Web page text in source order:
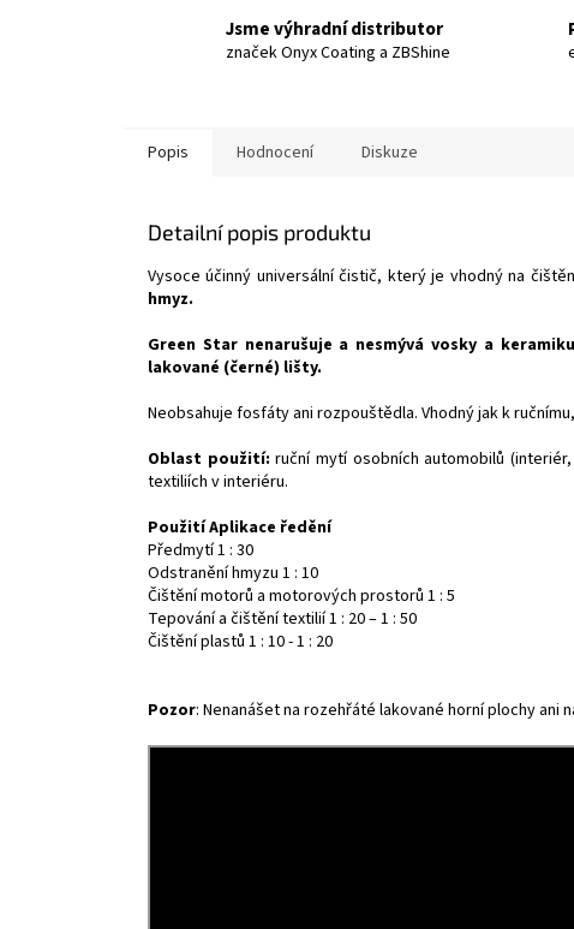
Jsme výhradní distributor
značek Onyx Coating a ZBShine
Popis Hodnocení Diskuze
Detailní popis produktu
Vysoce účinný universální čistič, který je vhodný na
hmyz.
Green Star nenarušuje a nesmývá vosky a keramiku
lakované (černé) lišty.
Neobsahuje fosfáty ani rozpouštědla. Vhodný jak k
Oblast použití:ruční mytí osobních automobilů
textiliích v interiéru.
Použití Aplikace ředění
Předmytí 1 : 30
Odstranění hmyzu 1 : 10
Čištění motorů a motorových prostorů 1 : 5
Tepování a čištění textilií 1 : 20 – 1 : 50
Čištění plastů 1 : 10 - 1 : 20
Pozor: Nenanášet na rozehřáté lakované horní plochy